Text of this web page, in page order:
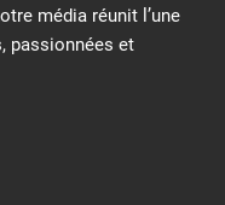
média réunit l’une
passionnées et